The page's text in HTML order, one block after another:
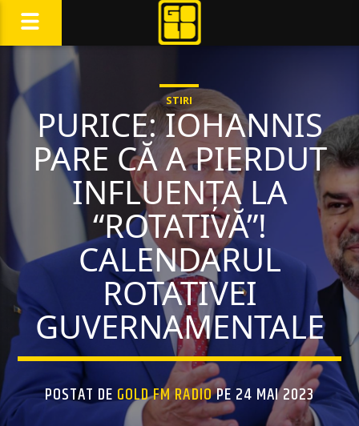
STIRI
PURICE: IOHANNIS
PARE CĂ A PIERDUT
INFLUENȚA LA
“ROTATIVĂ”!
CALENDARUL
ROTATIVEI
GUVERNAMENTALE
POSTAT DEGOLD FM RADIOPE 24 MAI 2023